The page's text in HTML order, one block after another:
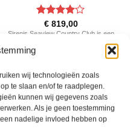
wij technologieën zoals
te slaan en/of te raadplegen.
kunnen wij gegevens zoals
Als je geen toestemming
nadelige invloed hebben op
Gewaardeerd
4uit 5
€819,00
Sirenis Seaview Country Club is een
4 sterren accommodatie in Port Des
Torrent. U boekt deze reis direct bij
819.00 per persoon.
PRIJZEN EN BOEKEN